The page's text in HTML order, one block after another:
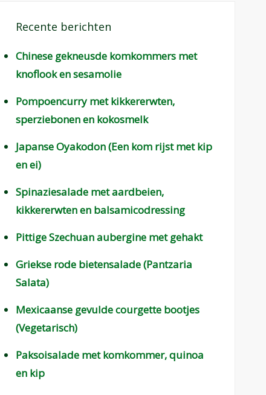
Recente berichten
Chinese gekneusde komkommers met
knoflook en sesamolie
Pompoencurry met kikkererwten,
sperziebonen en kokosmelk
Japanse Oyakodon (Een kom rijst met kip
en ei)
Spinaziesalade met aardbeien,
kikkererwten en balsamicodressing
Pittige Szechuan aubergine met gehakt
Griekse rode bietensalade (Pantzaria
Salata)
Mexicaanse gevulde courgette bootjes
(Vegetarisch)
Paksoisalade met komkommer, quinoa
en kip